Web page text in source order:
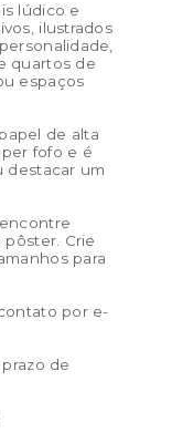
R$ 32,00 /
R$ 50,00
R$ 76,00 /
R$ 172,00
lúdico e
ilustrados
quartos de
espaços
de alta
fofo e é
destacar um
pôster. Crie
para
por e-
de